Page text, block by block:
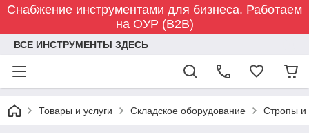
Снабжение инструментами для бизнеса. Работаем
на ОУР (B2B)
ВСЕ ИНСТРУМЕНТЫ ЗДЕСЬ
Товары и услуги Складское оборудование Стропы и